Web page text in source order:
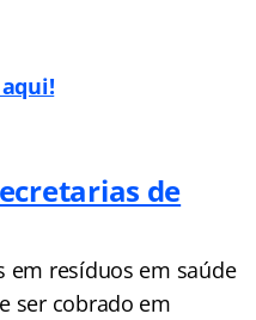
de
em resíduos em saúde
ser cobrado em